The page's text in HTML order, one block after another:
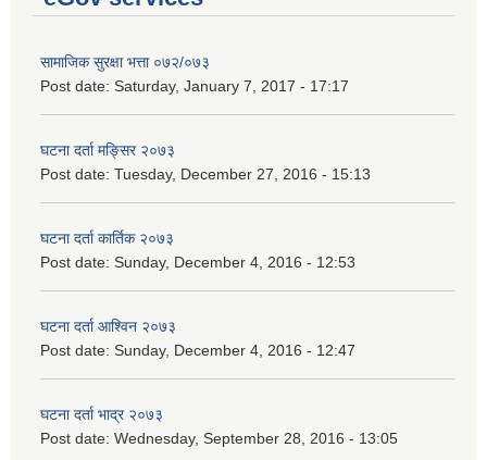
सामाजिक सुरक्षा भत्ता ०७२/०७३
Post date: Saturday, January 7, 2017 - 17:17
घटना दर्ता मङ्सिर २०७३
Post date: Tuesday, December 27, 2016 - 15:13
घटना दर्ता कार्तिक २०७३
Post date: Sunday, December 4, 2016 - 12:53
घटना दर्ता आश्विन २०७३
Post date: Sunday, December 4, 2016 - 12:47
घटना दर्ता भाद्र २०७३
Post date: Wednesday, September 28, 2016 - 13:05